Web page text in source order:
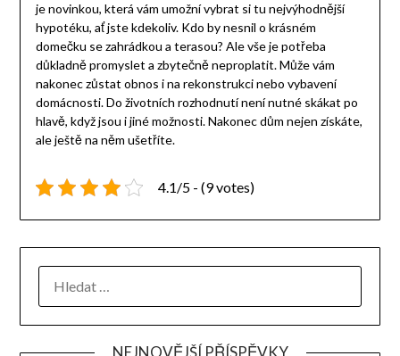
je novinkou, která vám umožní vybrat si tu nejvýhodnější
hypotéku, ať jste kdekoliv. Kdo by nesnil o krásném
domečku se zahrádkou a terasou? Ale vše je potřeba
důkladně promyslet a zbytečně neproplatit. Může vám
nakonec zůstat obnos i na rekonstrukci nebo vybavení
domácnosti. Do životních rozhodnutí není nutné skákat po
hlavě, když jsou i jiné možnosti. Nakonec dům nejen získáte,
ale ještě na něm ušetříte.
4.1/5 - (9 votes)
NEJNOVĚJŠÍ PŘÍSPĚVKY